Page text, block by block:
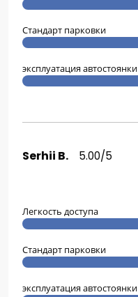
Стандарт парковки
эксплуатация автостоянки
Serhii B. 5.00/5
Легкость доступа
Стандарт парковки
эксплуатация автостоянки